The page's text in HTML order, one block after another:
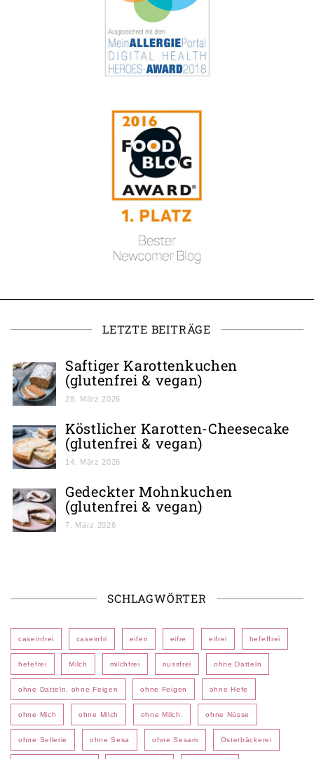
LETZTE BEITRÄGE
Saftiger Karottenkuchen
(glutenfrei & vegan)
28. März 2026
Köstlicher Karotten-Cheesecake
(glutenfrei & vegan)
14. März 2026
Gedeckter Mohnkuchen
(glutenfrei & vegan)
7. März 2026
SCHLAGWÖRTER
caseinfrei caseinfri eiferi eifre eifrei hefeffrei
hefefrei Milch milchfrei nussfrei ohne Datteln
ohne Datteln. ohne Feigen ohne Feigen ohne Hefe
ohne Mich ohne Milch ohne Milch. ohne Nüsse
ohne Sellerie ohne Sesa ohne Sesam Osterbäckerei